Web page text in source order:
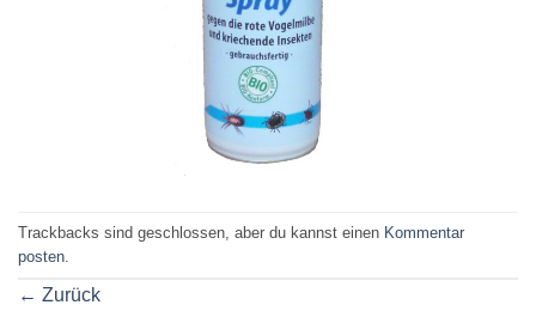
Trackbacks sind geschlossen, aber du kannst einen Kommentar
posten
← Zurück